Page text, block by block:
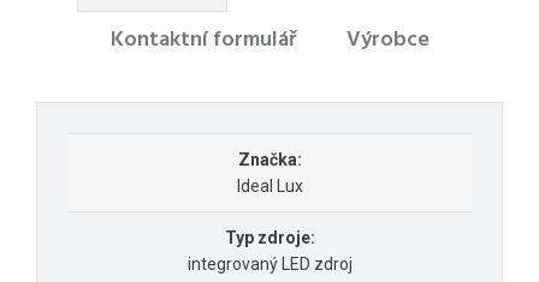
Kontaktní formulář
Výrobce
Značka:
Ideal Lux
Typ zdroje:
integrovaný LED zdroj